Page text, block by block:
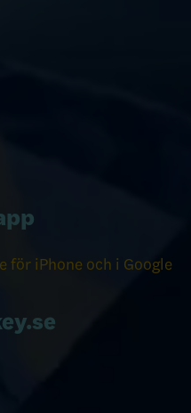
för iPhone och i Google